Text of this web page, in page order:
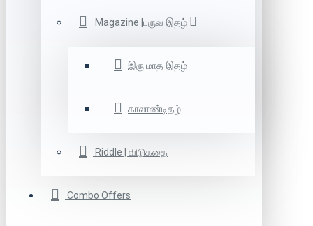
Magazine |பருவ இதழ்
இரு மாத இதழ்
காலாண்டிதழ்
Riddle | விடுகதை
Combo Offers